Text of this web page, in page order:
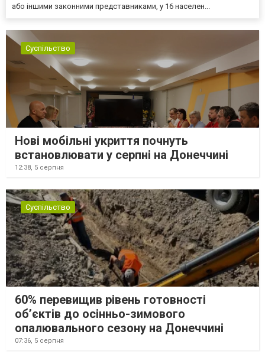
або іншими законними представниками, у 16 населен...
Суспільство
Нові мобільні укриття почнуть
встановлювати у серпні на Донеччині
12:38, 5 серпня
Суспільство
60% перевищив рівень готовності
об’єктів до осінньо-зимового
опалювального сезону на Донеччині
07:36, 5 серпня